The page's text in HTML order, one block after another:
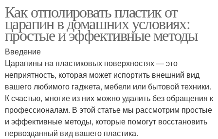
Как отполировать пластик от
царапин в домашних условиях:
простые и эффективные методы
Введение
Царапины на пластиковых поверхностях — это
неприятность, которая может испортить внешний вид
вашего любимого гаджета, мебели или бытовой техники.
К счастью, многие из них можно удалить без обращения к
профессионалам. В этой статье мы рассмотрим простые
и эффективные методы, которые помогут восстановить
первозданный вид вашего пластика.